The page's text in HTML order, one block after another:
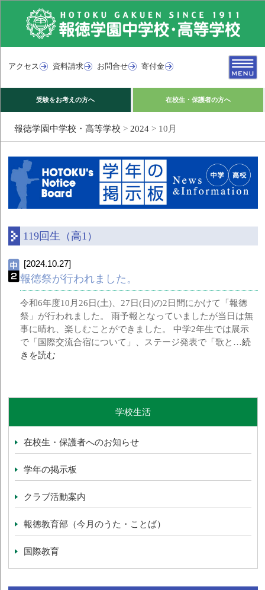
アクセス 資料請求 お問合せ 寄付金
受験をお考えの方へ 在校生・保護者の方へ
報徳学園中学校・高等学校 > 2024> 10月
119回生（高1）
[2024.10.27]
報徳祭が行われました。
令和6年度10月26日(土)、27日(日)の2日間にかけて「報徳
祭」が行われました。 雨予報となっていましたが当日は無
事に晴れ、楽しむことができました。 中学2年生では展示
で「国際交流合宿について」、ステージ発表で「歌と…続
きを読む
学校生活
在校生・保護者へのお知らせ
学年の掲示板
クラブ活動案内
報徳教育部（今月のうた・ことば）
国際教育